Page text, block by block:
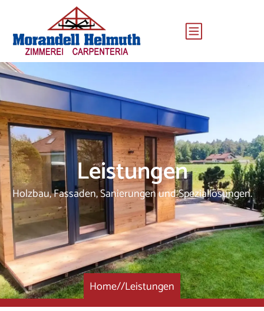
Leistungen
Holzbau, Fassaden, Sanierungen und Speziallösungen.
Home//Leistungen